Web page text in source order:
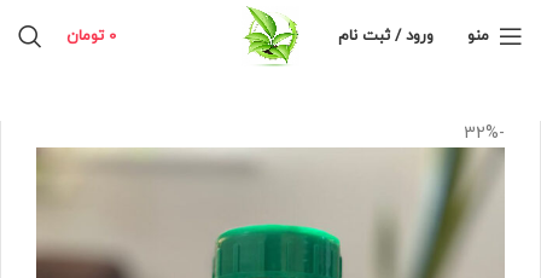
منو ورود / ثبت نام 0 تومان
-32%